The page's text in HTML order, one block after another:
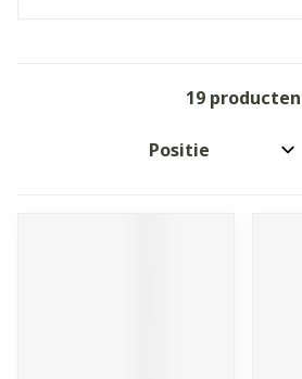
19 producten
Sorteer op: